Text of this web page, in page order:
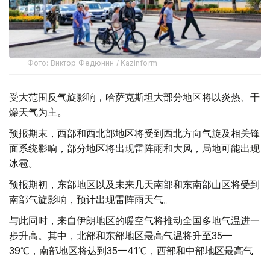
Фото: Виктор Федюнин / Kazinform
受大范围反气旋影响，哈萨克斯坦大部分地区将以炎热、干
燥天气为主。
预报期末，西部和西北部地区将受到西北方向气旋及相关锋
面系统影响，部分地区将出现雷阵雨和大风，局地可能出现
冰雹。
预报期初，东部地区以及未来几天南部和东南部山区将受到
南部气旋影响，预计出现雷阵雨天气。
与此同时，来自伊朗地区的暖空气将推动全国多地气温进一
步升高。其中，北部和东部地区最高气温将升至35—
39℃，南部地区将达到35—41℃，西部和中部地区最高气